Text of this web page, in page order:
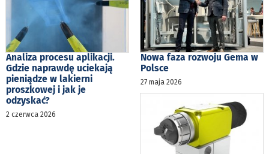
Analiza procesu aplikacji.
Gdzie naprawdę uciekają
pieniądze w lakierni
proszkowej i jak je
odzyskać?
2 czerwca 2026
Nowa faza rozwoju Gema w
Polsce
27 maja 2026